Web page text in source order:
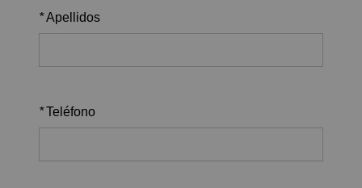
*Apellidos
*Teléfono